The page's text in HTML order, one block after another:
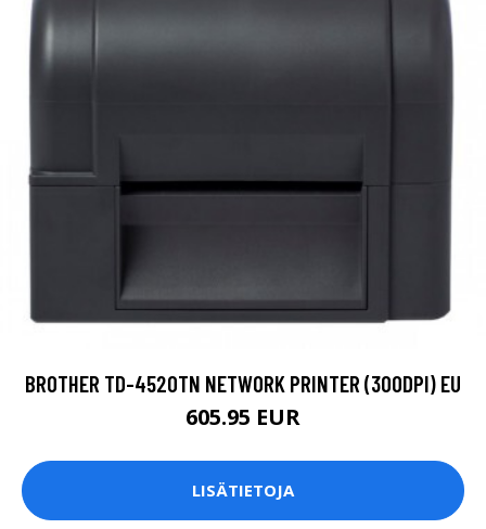
BROTHER TD-4520TN NETWORK PRINTER (300DPI) EU
605.95 EUR
LISÄTIETOJA